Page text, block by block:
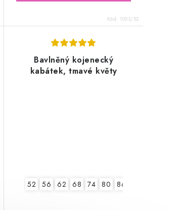
Kód: 1053/52
Bavlněný kojenecký
kabátek, tmavé květy
52 56 62 68 74 80 86